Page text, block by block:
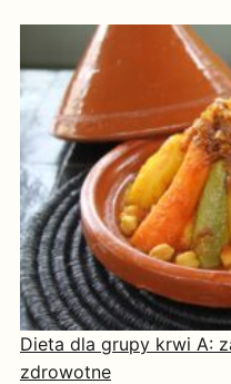
Dieta dla grupy krwi A:
zdrowotne